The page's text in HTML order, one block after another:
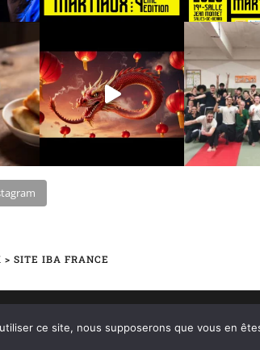
> SITE IBA FRANCE
– SALIES-DE-BÉARN | MENTIONS
ce site, nous supposerons que vous en